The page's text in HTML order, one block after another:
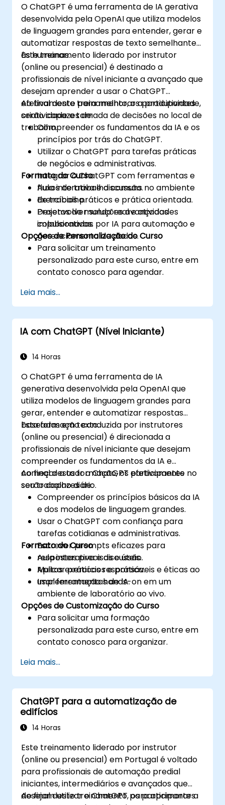
O ChatGPT é uma ferramenta de IA gerativa
desenvolvida pela OpenAI que utiliza modelos
de linguagem grandes para entender, gerar e
automatizar respostas de texto semelhantes
às humanas.
Este treinamento liderado por instrutor
(online ou presencial) é destinado a
profissionais de nível iniciante a avançado que
desejam aprender a usar o ChatGPT
efetivamente para melhorar a produtividade,
criatividade e tomada de decisões no local de
trabalho.
Ao final deste treinamento, os participantes
serão capazes de:
Compreender os fundamentos da IA e os
princípios por trás do ChatGPT.
Utilizar o ChatGPT para tarefas práticas
de negócios e administrativas.
Integrar o ChatGPT com ferramentas e
fluxos de trabalho comuns no ambiente
de trabalho.
Desenvolver soluções avançadas
impulsionadas por IA para automação e
gerenciamento de dados.
Formato do Curso
Aula interativa e discussão.
Exercícios práticos e prática orientada.
Projetos do mundo real e atividades
colaborativas.
Opções de Personalização do Curso
Para solicitar um treinamento
personalizado para este curso, entre em
contato conosco para agendar.
Leia mais...
IA com ChatGPT (Nível Iniciante)
14 Horas
O ChatGPT é uma ferramenta de IA
generativa desenvolvida pela OpenAI que
utiliza modelos de linguagem grandes para
gerar, entender e automatizar respostas
baseadas em texto.
Esta formação conduzida por instrutores
(online ou presencial) é direcionada a
profissionais de nível iniciante que desejam
compreender os fundamentos da IA e
começar a usar o ChatGPT efetivamente no
seu trabalho diário.
Ao final desta formação, os participantes
serão capazes de:
Compreender os princípios básicos da IA
e dos modelos de linguagem grandes.
Usar o ChatGPT com confiança para
tarefas cotidianas e administrativas.
Escrever prompts eficazes para
respostas precisas e úteis.
Aplicar práticas responsáveis e éticas ao
usar ferramentas de IA.
Formato do Curso
Aula interativa e discussão.
Muitos exercícios e prática.
Implementação hands-on em um
ambiente de laboratório ao vivo.
Opções de Customização do Curso
Para solicitar uma formação
personalizada para este curso, entre em
contato conosco para organizar.
Leia mais...
ChatGPT para a automatização de
edifícios
14 Horas
Este treinamento liderado por instrutor
(online ou presencial) em Portugal é voltado
para profissionais de automação predial
iniciantes, intermediários e avançados que
desejam utilizar o ChatGPT para aprimorar a
Ao final deste treinamento, os participantes